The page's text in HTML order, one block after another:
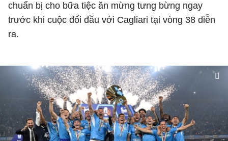
chuẩn bị cho bữa tiệc ăn mừng tưng bừng ngay
trước khi cuộc đối đầu với Cagliari tại vòng 38 diễn
ra.